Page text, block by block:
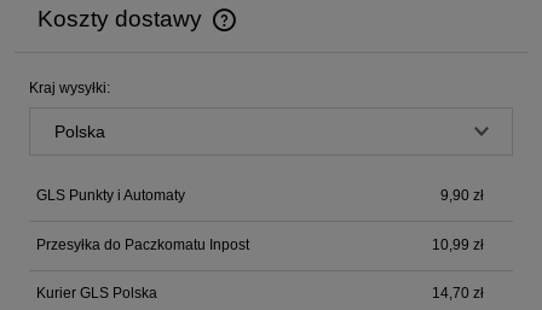
Koszty dostawy
Cena nie zawiera ewentualnych kosztów płatności
Kraj wysyłki:
GLS Punkty i Automaty 9,90 zł
Przesyłka do Paczkomatu Inpost 10,99 zł
Kurier GLS Polska 14,70 zł